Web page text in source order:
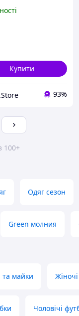
42
Купити
93%
100+
Одяг сезон
Green молния
та майки
Чоловічі